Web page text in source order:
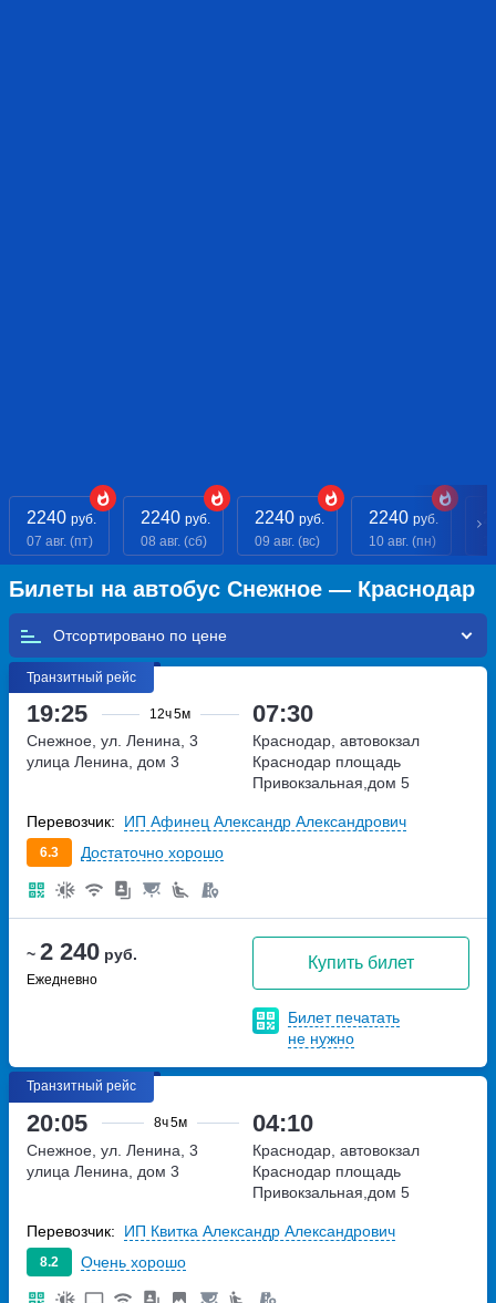
2240 руб.
07 авг. (пт)
2240 руб.
08 авг. (сб)
2240 руб.
09 авг. (вс)
2240 руб.
10 авг. (пн)
Билеты на автобус Снежное — Краснодар
Отсортировано по
Транзитный рейс
19:25 12ч5м 07:30
~ 2 240 руб.
Ежедневно
Купить билет
Билет печатать
не нужно
Снежное, ул. Ленина, 3
улица Ленина, дом 3
Краснодар, автовокзал
Краснодар площадь
Привокзальная,дом 5
6.3 Достаточно хорошо
Перевозчик: ИП Афинец Александр Александрович
Транзитный рейс
20:05 8ч5м 04:10
Снежное, ул. Ленина, 3
улица Ленина, дом 3
Краснодар, автовокзал
Краснодар площадь
Привокзальная,дом 5
8.2 Очень хорошо
Перевозчик: ИП Квитка Александр Александрович